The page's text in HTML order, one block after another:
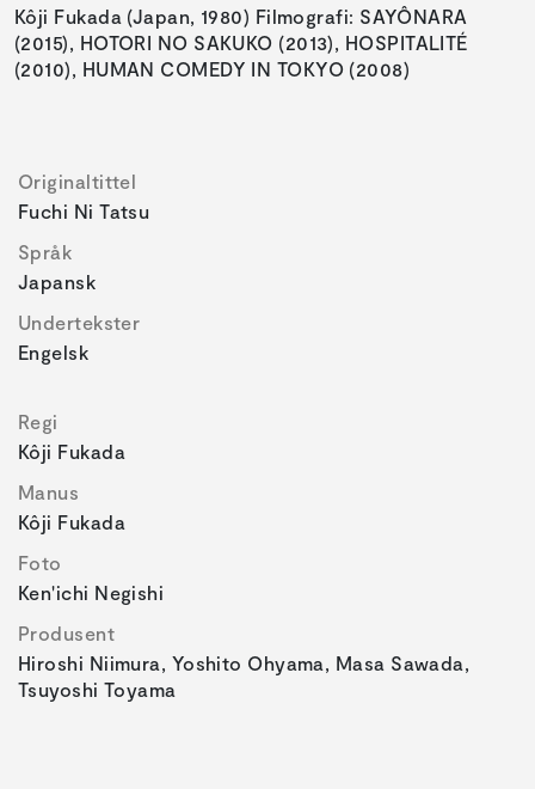
Kôji Fukada (Japan, 1980) Filmografi: SAYÔNARA
(2015), HOTORI NO SAKUKO (2013), HOSPITALITÉ
(2010), HUMAN COMEDY IN TOKYO (2008)
Originaltittel
Fuchi Ni Tatsu
Språk
Japansk
Undertekster
Engelsk
Regi
Kôji Fukada
Manus
Kôji Fukada
Foto
Ken'ichi Negishi
Produsent
Hiroshi Niimura, Yoshito Ohyama, Masa Sawada,
Tsuyoshi Toyama